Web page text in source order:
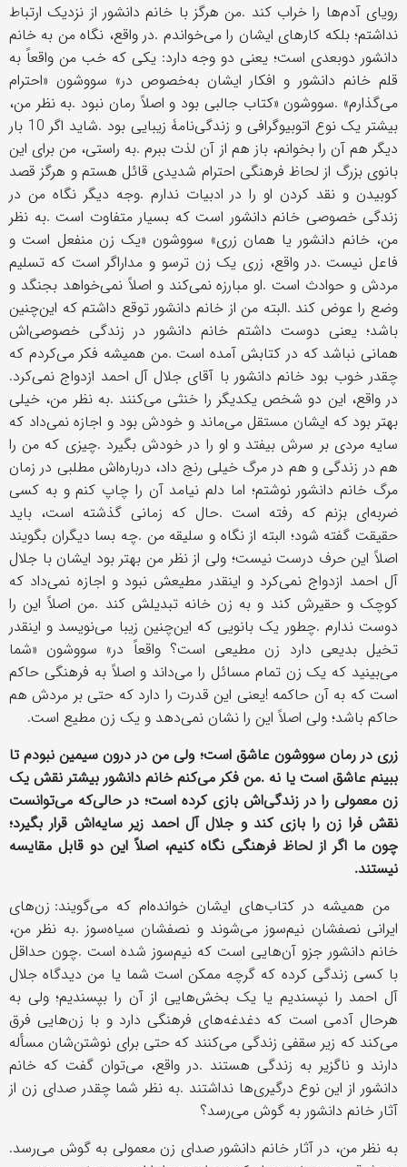
رویای آدمها را خراب کند .من هرگز با خانم دانشور از نزدیک ارتباط
نداشتم؛ بلکه کارهای ایشان را میخواندم .در واقع، نگاه من به خانم
دانشور دوبعدی است؛ یعنی دو وجه دارد: یکی که خب من واقعاً به
قلم خانم دانشور و افکار ایشان بهخصوص در« سووشون »احترام
میگذارم. «سووشون »کتاب جالبی بود و اصلاً رمان نبود .به نظر من،
بیشتر یک نوع اتوبیوگرافی و زندگینامۀ زیبایی بود .شاید اگر 10 بار
دیگر هم آن را بخوانم، باز هم از آن لذت ببرم.به راستی، من برای این
بانوی بزرگ از لحاظ فرهنگی احترام شدیدی قائل هستم و هرگز قصد
کوبیدن و نقد کردن او را در ادبیات ندارم .وجه دیگر نگاه من در
زندگی خصوصی خانم دانشور است که بسیار متفاوت است .به نظر
من، خانم دانشور یا همان زری« سووشون »یک زن منفعل است و
فاعل نیست.در واقع، زری یک زن ترسو و مداراگر است که تسلیم
مردش و حوادث است.او مبارزه نمیکند و اصلاً نمیخواهد بجنگد و
وضع را عوض کند .البته من از خانم دانشور توقع داشتم که اینچنین
باشد؛ یعنی دوست داشتم خانم دانشور در زندگی خصوصیاش
همانی نباشد که در کتابش آمده است.من همیشه فکر میکردم که
چقدر خوب بود خانم دانشور با آقای جلال آل احمد ازدواج نمیکرد.
در واقع، این دو شخص یکدیگر را خنثی میکنند .به نظر من، خیلی
بهتر بود که ایشان مستقل میماند و خودش بود و اجازه نمیداد که
سایه مردی بر سرش بیفتد و او را در خودش بگیرد .چیزی که من را
هم در زندگی و هم در مرگ خیلی رنج داد، دربارهاش مطلبی در زمان
مرگ خانم دانشور نوشتم؛ اما دلم نیامد آن را چاپ کنم و به کسی
ضربهای بزنم که رفته است .حال که زمانی گذشته است، باید
حقیقت گفته شود؛ البته از نگاه و سلیقه من .چه بسا دیگران بگویند
اصلاً این حرف درست نیست؛ ولی از نظر من بهتر بود ایشان با جلال
آل احمد ازدواج نمیکرد و اینقدر مطیعش نبود و اجازه نمیداد که
کوچک و حقیرش کند و به زن خانه تبدیلش کند .من اصلاً این را
دوست ندارم .چطور یک بانویی که اینچنین زیبا مینویسد و اینقدر
تخیل بدیعی دارد زن مطیعی است؟ واقعاً در« سووشون »شما
میبینید که یک زن تمام مسائل را میداند و اصلاً به فرهنگی حاکم
است که به آن حاکمه !یعنی این قدرت را دارد که حتی بر مردش هم
حاکم باشد؛ ولی اصلاً این را نشان نمیدهد و یک زن مطیع است.
زری در رمان سووشون عاشق است؛ ولی من در درون سیمین نبودم تا
ببینم عاشق است یا نه .من فکر میکنم خانم دانشور بیشتر نقش یک
زن معمولی را در زندگیاش بازی کرده است؛ در حالیکه میتوانست
نقش فرا زن را بازی کند و جلال آل احمد زیر سایهاش قرار بگیرد؛
چون ما اگر از لحاظ فرهنگی نگاه کنیم، اصلاً این دو قابل مقایسه
نیستند.
من همیشه در کتابهای ایشان خواندهام که میگویند: زنهای
ایرانی نصفشان نیمسوز میشوند و نصفشان سیاهسوز.به نظر من،
خانم دانشور جزو آنهایی است که نیمسوز شده است .چون حداقل
با کسی زندگی کرده که گرچه ممکن است شما یا من دیدگاه جلال
آل احمد را نپسندیم یا یک بخشهایی از آن را بپسندیم؛ ولی به
هرحال آدمی است که دغدغههای فرهنگی دارد و با زنهایی فرق
میکند که زیر سقفی زندگی میکنند که حتی برای نوشتنشان مسأله
دارند و ناگزیر به زندگی هستند .در واقع، میتوان گفت که خانم
دانشور از این نوع درگیریها نداشتند .به نظر شما چقدر صدای زن از
آثار خانم دانشور به گوش میرسد؟
به نظر من، در آثار خانم دانشور صدای زن معمولی به گوش میرسد.